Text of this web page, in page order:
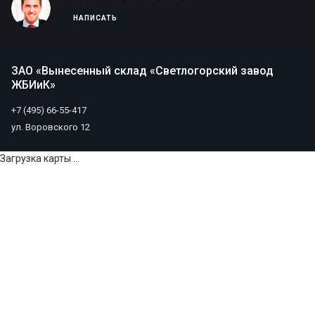
НАПИСАТЬ
ЗАО «Вынесенный склад «Светлогорский завод
ЖБИиК»
+7 (495) 66-55-417
ул. Воровского 12
Загрузка карты ...